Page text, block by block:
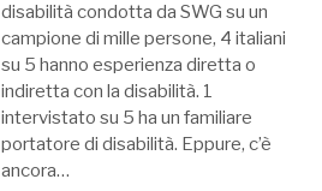
disabilità condotta da SWG su un
campione di mille persone, 4 italiani
su 5 hanno esperienza diretta o
indiretta con la disabilità. 1
intervistato su 5 ha un familiare
portatore di disabilità. Eppure, c’è
ancora…